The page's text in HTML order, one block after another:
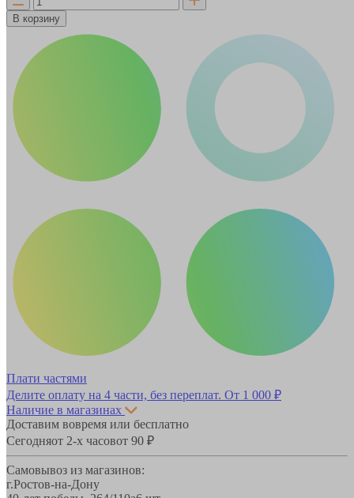
В корзину
Плати частями
Делите оплату на 4 части, без переплат. От 1 000 ₽
Наличие в магазинах
Доставим вовремя или бесплатно
Сегодняот 2-х часовот 90 ₽
Самовывоз из магазинов:
г.Ростов-на-Дону